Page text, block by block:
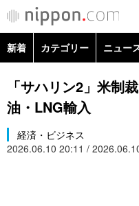
カテゴリー
新着 カテゴリー ニュー
政治・外交
経済・ビジネス
国際・海外
「サハリン2」米
油・LNG輸入
経済・ビジネス
2026.06.10 20:11 /